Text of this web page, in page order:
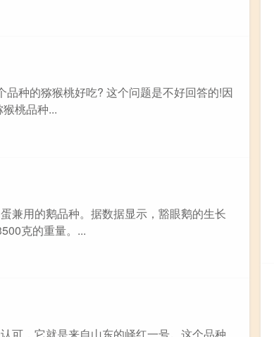
种的猕猴桃好吃? 这个问题是不好回答的!因
桃品种...
兼用的鹅品种。据数据显示，豁眼鹅的生长
克的重量。...